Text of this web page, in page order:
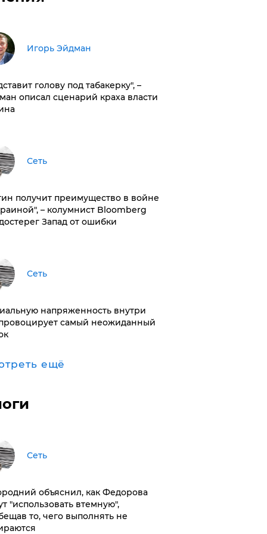
Игорь Эйдман
голову под табакерку", –
описал сценарий краха власти
Сеть
получит преимущество в войне
– колумнист Bloomberg
Запад от ошибки
Сеть
напряженность внутри
самый неожиданный
ещё
Сеть
объяснил, как Федорова
"использовать втемную",
то, чего выполнять не